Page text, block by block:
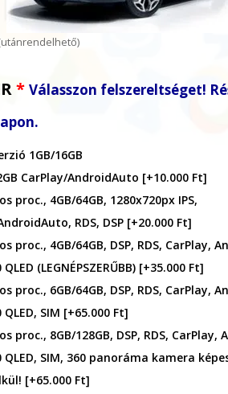
* Válasszon felszereltséget!
1GB/16GB
CarPlay/AndroidAuto [+10.000 Ft]
proc., 4GB/64GB, 1280x720px IPS,
RDS, DSP [+20.000 Ft]
proc., 4GB/64GB, DSP, RDS, CarPlay,
(LEGNÉPSZERŰBB) [+35.000 Ft]
proc., 6GB/64GB, DSP, RDS, CarPlay,
SIM [+65.000 Ft]
proc., 8GB/128GB, DSP, RDS, CarPlay,
QLED, SIM, 360 panoráma kamera
[+65.000 Ft]